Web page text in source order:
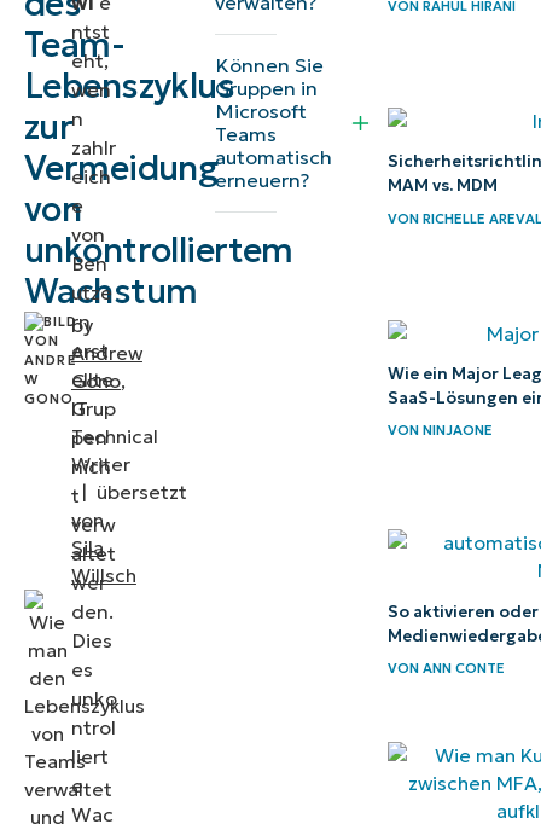
Team-
Lebenszyklus
zur
Vermeidung
von
unkontrolliertem
Wachstum
by
Andrew
Gono,
IT
Technical
Writer
| übersetzt
von
Sila
Willsch
Sie
sollten
Überlegungen
bei der
der
Ausbreitung
Microsoft
Teams
bei der
Teams
ntst
eht,
wen
n
zahlr
eich
e
von
Ben
utze
rn
erst
ellte
Grup
pen
nich
t
verw
altet
wer
den.
Dies
es
unko
ntrol
liert
e
Wac
Können Sie
Gruppen in
Microsoft
Teams
automatisch
erneuern?
VON RAHUL HIRANI
MAM vs. MDM
VON RICHELLE
Wie ein Major
SaaS-Lösungen
VON NINJAONE
So aktivieren
VON ANN CONTE